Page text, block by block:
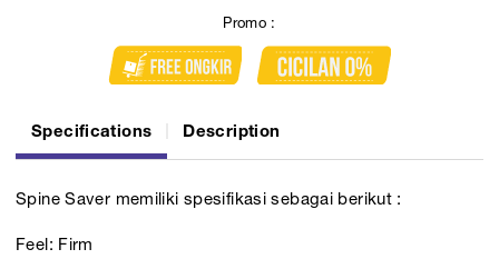
Promo :
Specifications Description
Spine Saver memiliki spesifikasi sebagai berikut :
Feel: Firm